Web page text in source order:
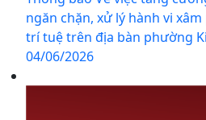
ngăn chặn, xử lý hành vi
trí tuệ trên địa bàn phường
04/06/2026